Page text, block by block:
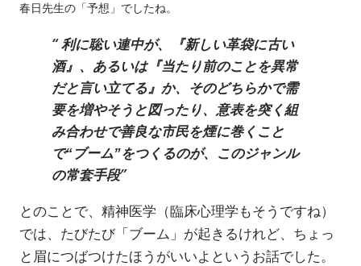
春日先生の「予想」でしたね。
利に聡い連中が、『新しい革袋に古い
酒』、あるいは『当たり前のことを異常
だと言い立てる』か、そのどちらかで需
要を増やそうと図ったり、意表を突く組
み合わせで善良な市民を煙に巻くこと
で“ブーム”をつくるのが、このジャンル
の常套手段
とのことで、精神医学（臨床心理学もそうですね）
では、たびたび「ブーム」が起きるけれど、ちょっ
と眉につばつけたほうがいいよというお話でした。